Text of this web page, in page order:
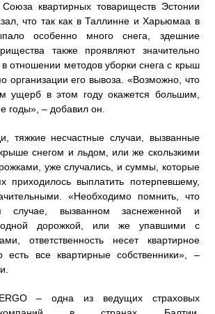
квартирных товариществ Эстонии
что так как в Таллинне и Харьюмаа в
особенно много снега, здешние
также проявляют значительно
отношении методов уборки снега с крыш
организации его вывоза. «Возможно, что
ущерб в этом году окажется большим,
годы», – добавил он.
тяжкие несчастные случаи, вызванные
снегом и льдом, или же скользкими
уже случались, и суммы, которые
приходилось выплатить потерпевшему,
«Необходимо помнить, что
случае, вызванном заснеженной и
дорожкой, или же упавшими с
ответственность несет квартирное
есть все квартирные собственники», –
ERGO – одна из ведущих страховых